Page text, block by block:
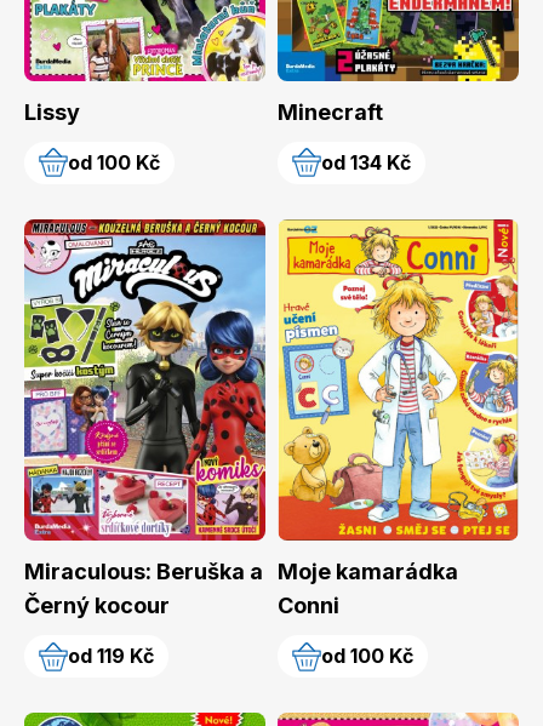
Burda Best of
Burda Kids
Lissy
od 100 Kč
Minecraft
od 134 Kč
Miraculous: Beruška a
Černý kocour
od 119 Kč
Moje kamarádka
Conni
od 100 Kč